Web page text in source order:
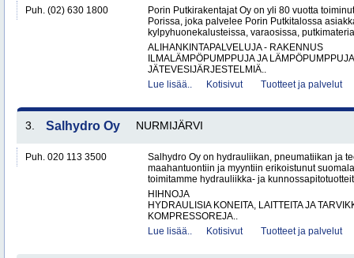
Puh. (02) 630 1800
Porin Putkirakentajat Oy on yli 80 vuotta
Porissa, joka palvelee Porin Putkitalossa
kylpyhuonekalusteissa, varaosissa,
ALIHANKINTAPALVELUJA - RAKENNUS
ILMALÄMPÖPUMPPUJA JA LÄMPÖPUMPPUJA
JÄTEVESIJÄRJESTELMIÄ..
Lue lisää..
Kotisivut Tuotteet ja palvelut
3. Salhydro Oy NURMIJÄRVI
Puh. 020 113 3500
Salhydro Oy on hydrauliikan, pneumatiikan ja
maahantuontiin ja myyntiin erikoistunut
toimitamme hydrauliikka- ja
HIHNOJA
HYDRAULISIA KONEITA, LAITTEITA JA
KOMPRESSOREJA..
Lue lisää..
Kotisivut Tuotteet ja palvelut